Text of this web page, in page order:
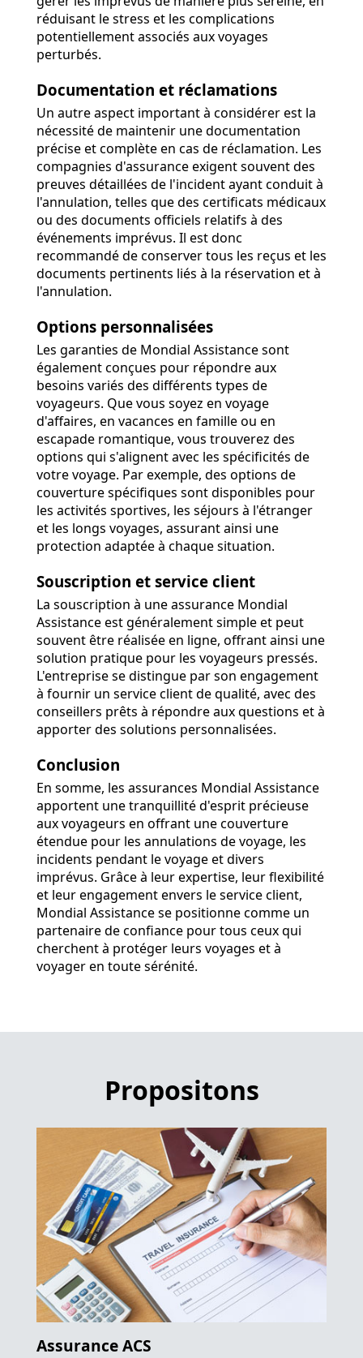
réduisant le stress et les complications
potentiellement associés aux voyages
perturbés.
Documentation et réclamations
Un autre aspect important à considérer est la
nécessité de maintenir une documentation
précise et complète en cas de réclamation. Les
compagnies d'assurance exigent souvent des
preuves détaillées de l'incident ayant conduit à
l'annulation, telles que des certificats médicaux
ou des documents officiels relatifs à des
événements imprévus. Il est donc
recommandé de conserver tous les reçus et les
documents pertinents liés à la réservation et à
l'annulation.
Options personnalisées
Les garanties de Mondial Assistance sont
également conçues pour répondre aux
besoins variés des différents types de
voyageurs. Que vous soyez en voyage
d'affaires, en vacances en famille ou en
escapade romantique, vous trouverez des
options qui s'alignent avec les spécificités de
votre voyage. Par exemple, des options de
couverture spécifiques sont disponibles pour
les activités sportives, les séjours à l'étranger
et les longs voyages, assurant ainsi une
protection adaptée à chaque situation.
Souscription et service client
La souscription à une assurance Mondial
Assistance est généralement simple et peut
souvent être réalisée en ligne, offrant ainsi une
solution pratique pour les voyageurs pressés.
L'entreprise se distingue par son engagement
à fournir un service client de qualité, avec des
conseillers prêts à répondre aux questions et à
apporter des solutions personnalisées.
Conclusion
En somme, les assurances Mondial Assistance
apportent une tranquillité d'esprit précieuse
aux voyageurs en offrant une couverture
étendue pour les annulations de voyage, les
incidents pendant le voyage et divers
imprévus. Grâce à leur expertise, leur flexibilité
et leur engagement envers le service client,
Mondial Assistance se positionne comme un
partenaire de confiance pour tous ceux qui
cherchent à protéger leurs voyages et à
voyager en toute sérénité.
Propositons
Assurance ACS